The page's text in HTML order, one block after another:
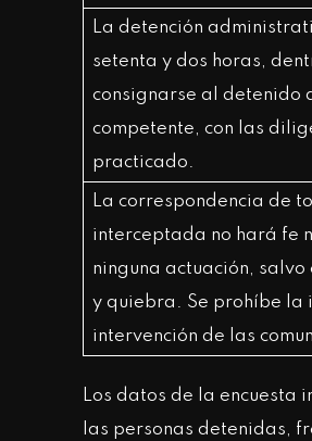
La detención
setenta y dos horas,
consignarse al detenido
competente, con las
practicado.
La correspondencia de
interceptada no hará fe
ninguna actuación, salvo
y quiebra. Se prohíbe la
intervención de las
Los datos de la encuesta
las personas detenidas,